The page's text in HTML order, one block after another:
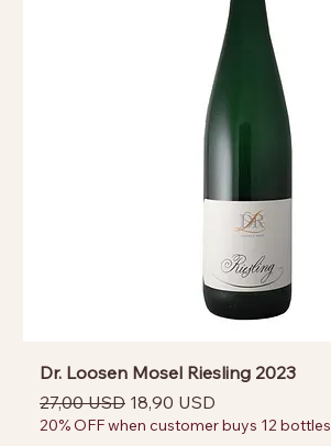
Dr. Loosen Mosel Riesling 2023
Prezzo regolare
27,00 USD Prezzo scontato
18,90 USD
20% OFF when customer buys 12 bottles